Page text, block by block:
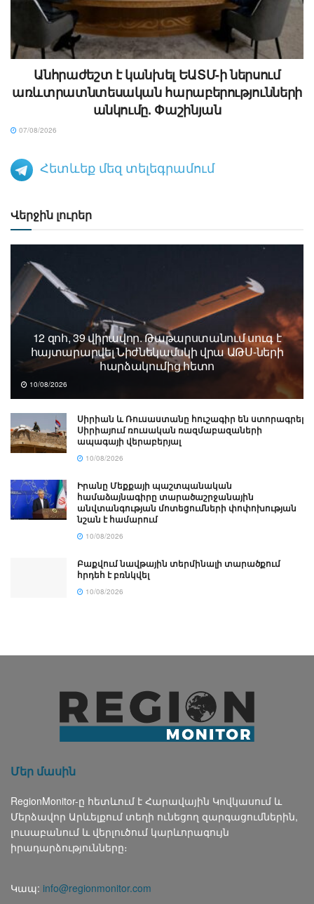
Անհրաժեշտ է կանխել ԵԱՏՄ-ի ներսում
առևտրատնտեսական հարաբերությունների
անկումը. Փաշինյան
07/08/2026
Հետևեք մեզ տելեգրամում
Վերջին լուրեր
12 զոհ, 39 վիրավոր. Թաթարստանում սուգ է
հայտարարվել Նիժնեկամսկի վրա ԱԹՍ-ների
հարձակումից հետո
10/08/2026
Սիրիան և Ռուսաստանը հուշագիր են ստորագրել
Սիրիայում ռուսական ռազմաբազաների
ապագայի վերաբերյալ
10/08/2026
Իրանը Մեքքայի պաշտպանական
համաձայնագիրը տարածաշրջանային
անվտանգության մոտեցումների փոփոխության
նշան է համարում
10/08/2026
Բաքվում նավթային տերմինալի տարածքում
հրդեհ է բռնկվել
10/08/2026
Մեր մասին
RegionMonitor-ը հետևում է Հարավային Կովկասում և
Մերձավոր Արևելքում տեղի ունեցող զարգացումներին,
լուսաբանում և վերլուծում կարևորագույն
իրադարձությունները։
Կապ: info@regionmonitor.com